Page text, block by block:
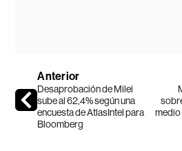
Anterior
Desaprobación de Milei
sube al 62,4% según una
encuesta de AtlasIntel para
Bloomberg
medio